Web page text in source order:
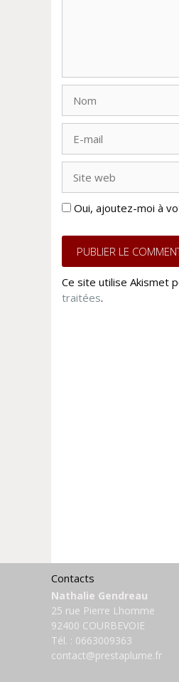
mail
web
Oui, ajoutez-moi à
Ce site utilise Akismet
traitées.
Contacts
Nathalie Gendreau
25 rue Pierre Lhomme
92400 COURBEVOIE
Tél. : 0663009363
contact@prestaplume.fr